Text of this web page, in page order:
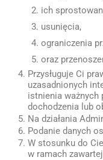
ich
usunięcia,
ograniczenia
oraz
Przysługuje Ci
uzasadnionych
istnienia ważnych
dochodzenia lub
Na działania
Podanie danych
W stosunku do
w ramach